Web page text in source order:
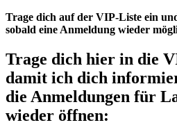
Trage dich auf der VIP-Liste ein
sobald eine Anmeldung wieder
Trage dich hier in die
damit ich dich
die Anmeldungen für
wieder öffnen: